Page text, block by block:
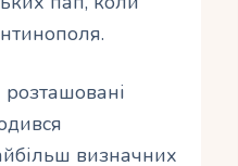
визначних